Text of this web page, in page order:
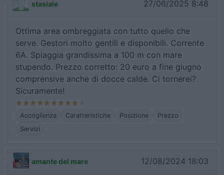
stasiale 27/06/2025 8:48
Ottima area ombreggiata con tutto quello che
serve. Gestori molto gentili e disponibili. Corrente
6A. Spiaggia grandissima a 100 m con mare
stupendo. Prezzo corretto: 20 euro a fine giugno
comprensive anche di docce calde. Ci tornerei?
Sicuramente!
Accoglienza Caratteristiche Posizione
Prezzo
Servizi
amante del mare 12/08/2024 18:03